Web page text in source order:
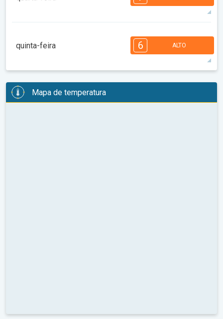
08:00 14:00
12 h 06:30 20:40 32°máx
08:00 14:00
4 3
12 h 06:31 20:39 34°máx
quinta-feira 6 ALTO
1
08:00
4 4 3
Mapa de temperatura